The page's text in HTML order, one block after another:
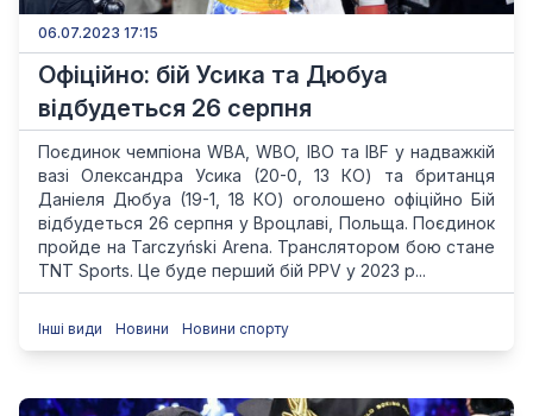
06.07.2023 17:15
Офіційно: бій Усика та Дюбуа
відбудеться 26 серпня
Поєдинок чемпіона WBA, WBO, IBO та IBF у надважкій
вазі Олександра Усика (20-0, 13 КО) та британця
Даніеля Дюбуа (19-1, 18 КО) оголошено офіційно Бій
відбудеться 26 серпня у Вроцлаві, Польща. Поєдинок
пройде на Tarczyński Arena. Транслятором бою стане
TNT Sports. Це буде перший бій PPV у 2023 р...
Інші види Новини Новини спорту